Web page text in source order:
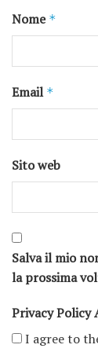
Nome *
Email *
Sito web
Salva il mio
la prossima
Privacy Policy
I agree to